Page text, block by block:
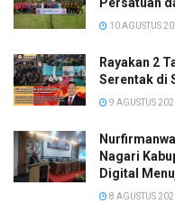
10 AGUSTUS
Rayakan 2
Serentak di
9 AGUSTUS
Nagari
Digital
8 AGUSTUS